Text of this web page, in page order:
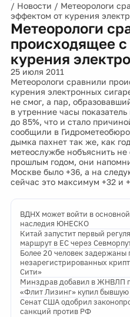
/ Новости / Метеорологи
эффектом от курения
Метеорологи
происходящее
курения
25 июля 2011
Метеорологи сравнили
курения электронных
не смог, а пар,
в утренние часы
до 85%, что и стало
сообщили в
дымка пахнет так же, как
метеослужбе нобъяснить
прошлым годом, они
Москве было +36, а на
сейчас это максимум +32 и
ВДНХ может войти в
наследия ЮНЕСКО
Китай запустит первый
маршрут в ЕС через
Более 20 человек задержаны
незарегистрированных
Сити»
Минздрав добавил в ЖНВЛП
«Флит Лизинг» купил бывшую
Сенат США одобрил
санкций против РФ